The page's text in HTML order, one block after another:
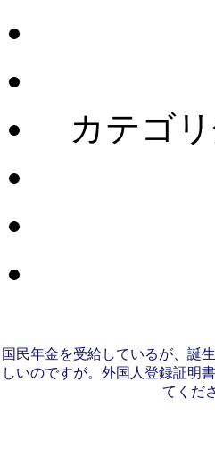
カテゴ
国民年金を受給しているが、誕
しいのですが。 外国人登録証明
てくだ